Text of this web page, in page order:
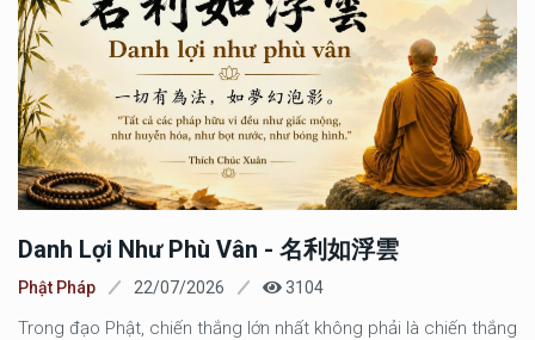
Danh Lợi Như Phù Vân - 名利如浮雲
Phật Pháp 22/07/2026 3104
Trong đạo Phật, chiến thắng lớn nhất không phải là chiến thắng